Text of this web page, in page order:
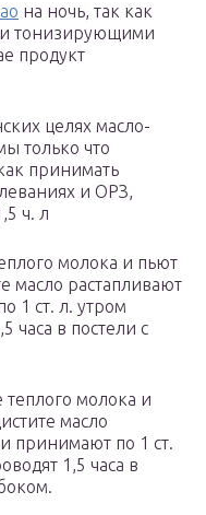
на ночь, так как
тонизирующими
продукт
целях масло-
только что
принимать
и ОРЗ,
ч. л
молока и пьют
масло растапливают
1 ст. л. утром
часа в постели с
молока и
масло
принимают по 1 ст.
1,5 часа в